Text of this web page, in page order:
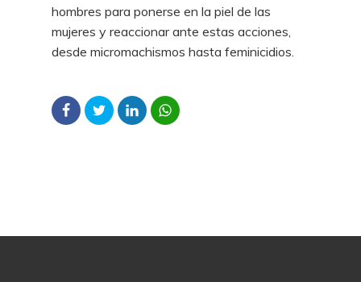
hombres para ponerse en la piel de las
mujeres y reaccionar ante estas acciones,
desde micromachismos hasta feminicidios.